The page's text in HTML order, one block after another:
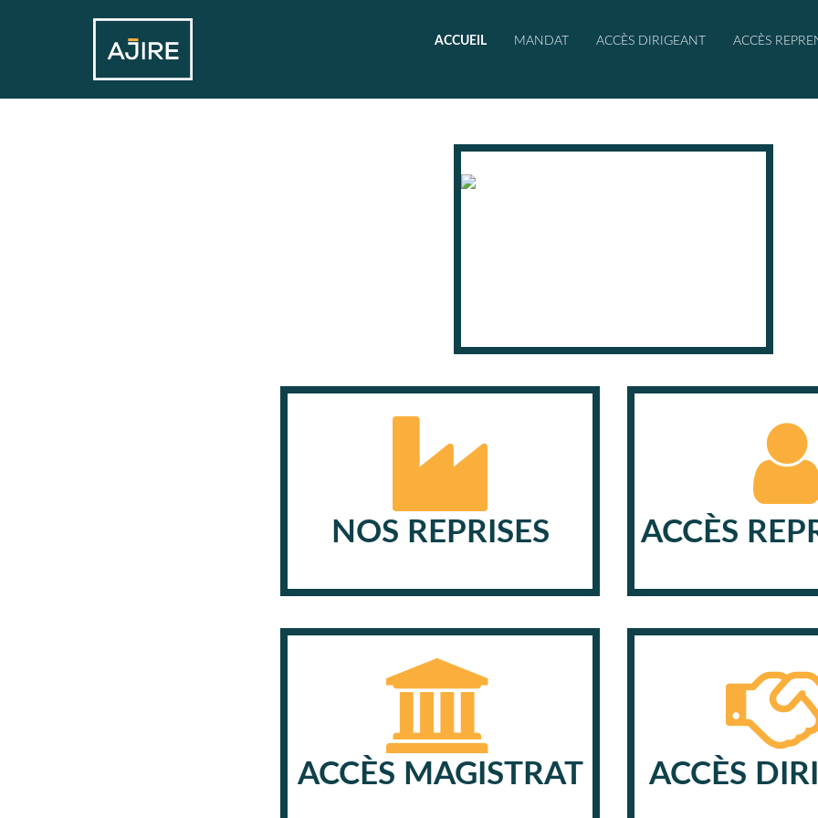
ACCUEIL MANDAT ACCÈS DIRIGEANT ACCÈS
NOS REPRISES ACCÈS
ACCÈS MAGISTRAT ACCÈS